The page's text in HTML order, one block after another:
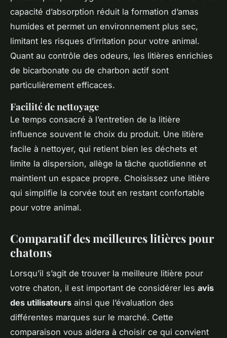
capacité d’absorption réduit la formation d’amas
humides et permet un environnement plus sec,
limitant les risques d’irritation pour votre animal.
Quant au contrôle des odeurs, les litières enrichies
de bicarbonate ou de charbon actif sont
particulièrement efficaces.
Facilité de nettoyage
Le temps consacré à l’entretien de la litière
influence souvent le choix du produit. Une litière
facile à nettoyer, qui retient bien les déchets et
limite la dispersion, allège la tâche quotidienne et
maintient un espace propre. Choisissez une litière
qui simplifie la corvée tout en restant confortable
pour votre animal.
Comparatif des meilleures litières pour
chatons
Lorsqu’il s’agit de trouver la meilleure litière pour
votre chaton, il est important de considérer les avis
des utilisateurs ainsi que l’évaluation des
différentes marques sur le marché. Cette
comparaison vous aidera à choisir ce qui convient